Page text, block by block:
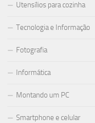
Utensílios para cozinha
Tecnologia e Informação
Fotografia
Informática
Montando um PC
Smartphone e celular